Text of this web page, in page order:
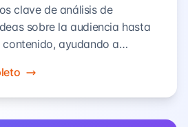
clave de análisis de
sobre la audiencia hasta
ayudando a
sostenido. Esta guía
y estrategias prácticas